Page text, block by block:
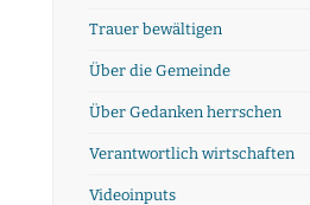
Trauer bewältigen
Über die Gemeinde
Über Gedanken herrschen
Verantwortlich wirtschaften
Videoinputs